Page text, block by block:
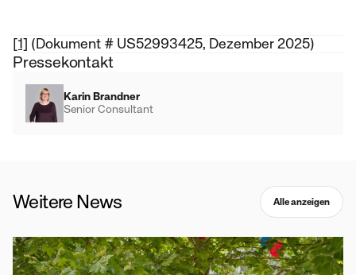
[1] (Dokument # US52993425, Dezember 2025)
Pressekontakt
Karin Brandner
Senior Consultant
Weitere News Alle anzeigen